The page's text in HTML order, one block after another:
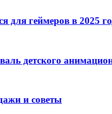
для геймеров в 2025
детского
и советы